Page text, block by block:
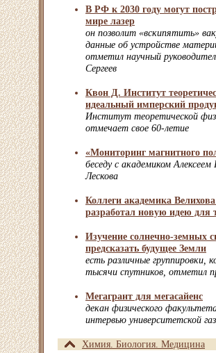
В РФ к 2030 году могут
мире лазер
он позволит «вскипятить»
данные об устройстве
отметил научный
Сергеев
Квон Д. Институт
идеальный имперский
Институт теоретической
отмечает свое 60-летие
«Мониторинг магнитного
беседу с академиком
Лескова
Коллеги академика
разработал новую идею для
Изучение солнечно-земных
предсказать будущее Земли
есть различные
тысячи спутников, отметил
Мегагрант для мегасайенс
декан физического
интервью университетской
Химия. Биология. Медицина